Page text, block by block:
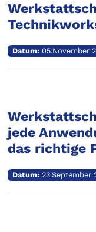
Datum:05.November
jede
das richtige
Datum:23.September